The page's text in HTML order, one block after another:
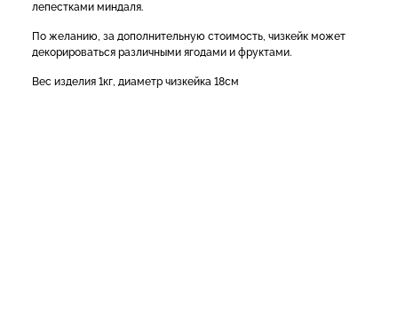
лепестками миндаля.
По желанию, за дополнительную стоимость, чизкейк может
декорироваться различными ягодами и фруктами.
Вес изделия 1кг, диаметр чизкейка 18см